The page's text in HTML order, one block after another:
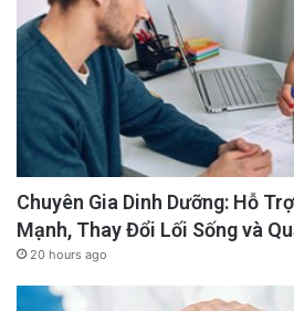
Chuyên Gia Dinh Dưỡng: Hỗ
Mạnh, Thay Đổi Lối Sống và
20 hours ago